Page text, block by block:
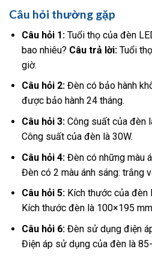
Câu hỏi thường gặp
Câu hỏi 1:Tuổi thọ của đèn
bao nhiêu? Câu trả lời:Tuổi
giờ.
Câu hỏi 2:Đèn có bảo hành
được bảo hành 24 tháng.
Câu hỏi 3:Công suất của đèn
Công suất của đèn là 30W.
Câu hỏi 4:Đèn có những màu
Đèn có 2 màu ánh sáng: trắng
Câu hỏi 5:Kích thước của đèn
Kích thước đèn là 100×195
Câu hỏi 6:Đèn sử dụng điện
Điện áp sử dụng của đèn là